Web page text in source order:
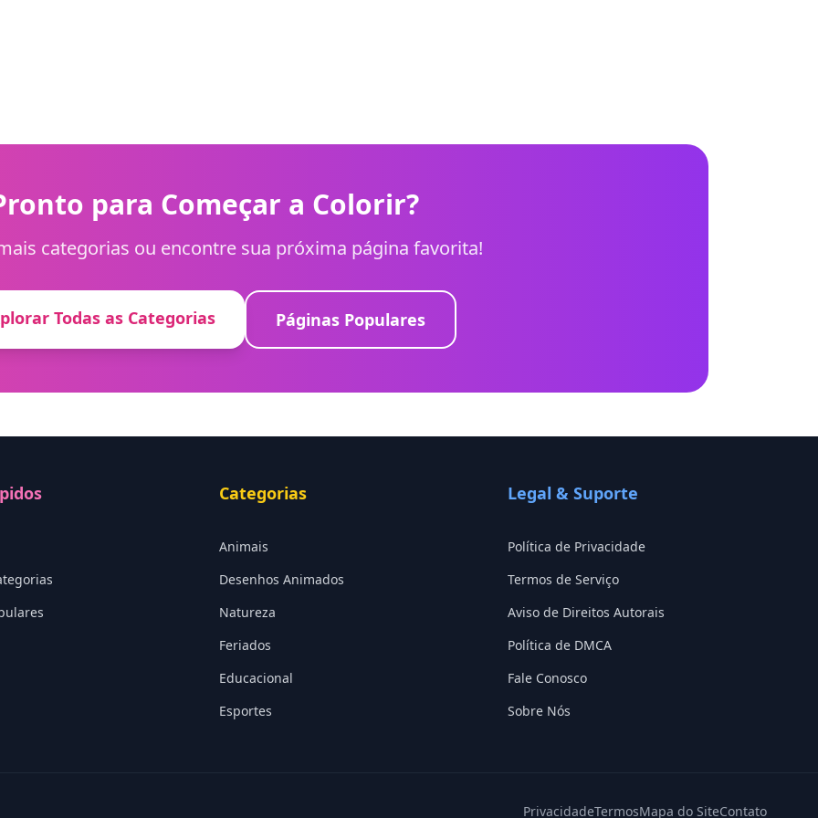
para Começar a Colorir?
categorias ou encontre sua próxima página favorita!
Todas as Categorias Páginas Populares
Categorias
Animais
Desenhos Animados
Natureza
Feriados
Educacional
Esportes
Legal & Suporte
Política de Privacidade
Termos de Serviço
Aviso de Direitos Autorais
Política de DMCA
Fale Conosco
Sobre Nós
PrivacidadeTermosMapa do SiteContato